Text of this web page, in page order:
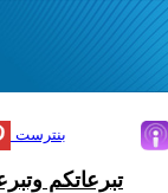
بنترست
تبرعاتكم